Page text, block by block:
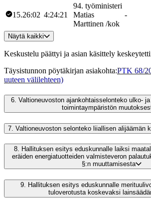
15.26:02 4:24:21
94. työministeri
Matias
Marttinen /kok
-
Näytä kaikki
Keskustelu päättyi ja asian käsittely
Täysistunnon pöytäkirjan asiakohta:PTK 68/
uuteen välilehteen)
6. Valtioneuvoston ajankohtaisselonteko ulko-
toimintaympäristön
7. Valtioneuvoston selonteko liiallisen alijäämän
8. Hallituksen esitys eduskunnalle laiksi
eräiden energiatuotteiden valmisteveron
§:n muuttamisesta
9. Hallituksen esitys eduskunnalle
tuloverotusta koskevaksi